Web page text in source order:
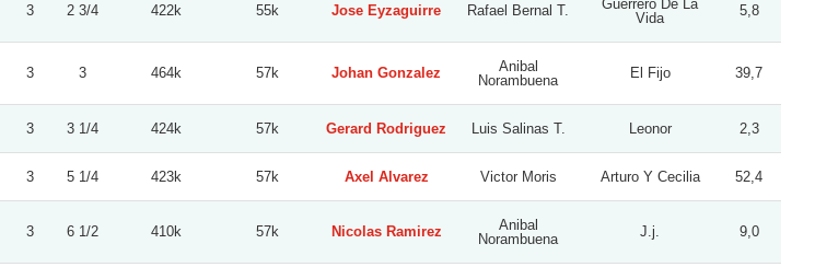
3 2 3/4 422k 55k Jose Eyzaguirre Rafael Bernal T.
Guerrero De La
Vida
5,8
3 3 464k 57k Johan Gonzalez
Anibal
Norambuena
El Fijo 39,7
3 3 1/4 424k 57k Gerard Rodriguez Luis Salinas T. Leonor 2,3
3 5 1/4 423k 57k Axel Alvarez Victor Moris Arturo Y Cecilia 52,4
3 6 1/2 410k 57k Nicolas Ramirez
Anibal
Norambuena
J.j. 9,0